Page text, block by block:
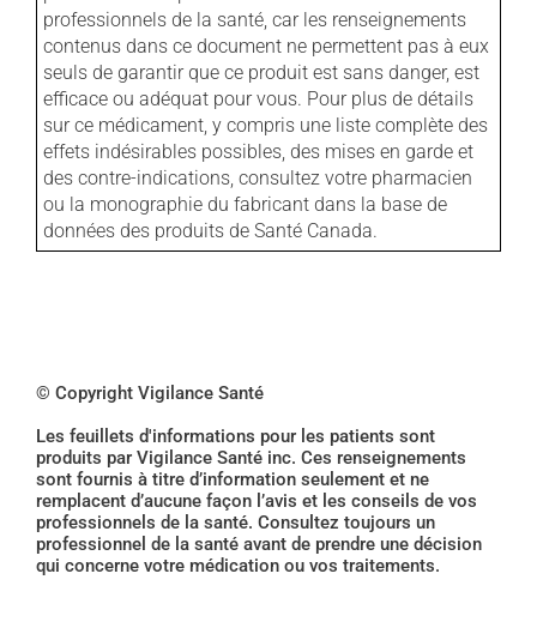
professionnels de la santé, car les renseignements
contenus dans ce document ne permettent pas à eux
seuls de garantir que ce produit est sans danger, est
efficace ou adéquat pour vous. Pour plus de détails
sur ce médicament, y compris une liste complète des
effets indésirables possibles, des mises en garde et
des contre-indications, consultez votre pharmacien
ou la monographie du fabricant dans la base de
données des produits de Santé Canada.
© Copyright Vigilance Santé
Les feuillets d'informations pour les patients sont
produits par Vigilance Santé inc. Ces renseignements
sont fournis à titre d’information seulement et ne
remplacent d’aucune façon l’avis et les conseils de vos
professionnels de la santé. Consultez toujours un
professionnel de la santé avant de prendre une décision
qui concerne votre médication ou vos traitements.